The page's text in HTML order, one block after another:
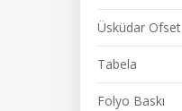
Üsküdar Ofset
Tabela
Folyo Baskı